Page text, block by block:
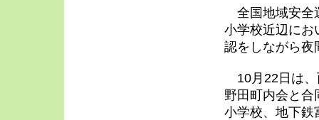
全国地域安全
小学校近辺にお
認をしながら夜
10月22日は、
野田町内会と合
小学校、地下鉄